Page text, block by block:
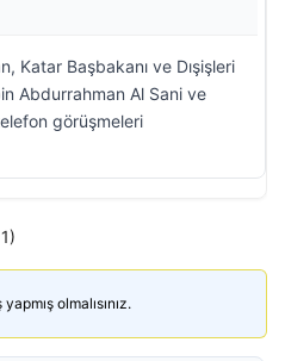
Katar Başbakanı ve Dışişleri
Abdurrahman Al Sani ve
görüşmeleri
olmalısınız.